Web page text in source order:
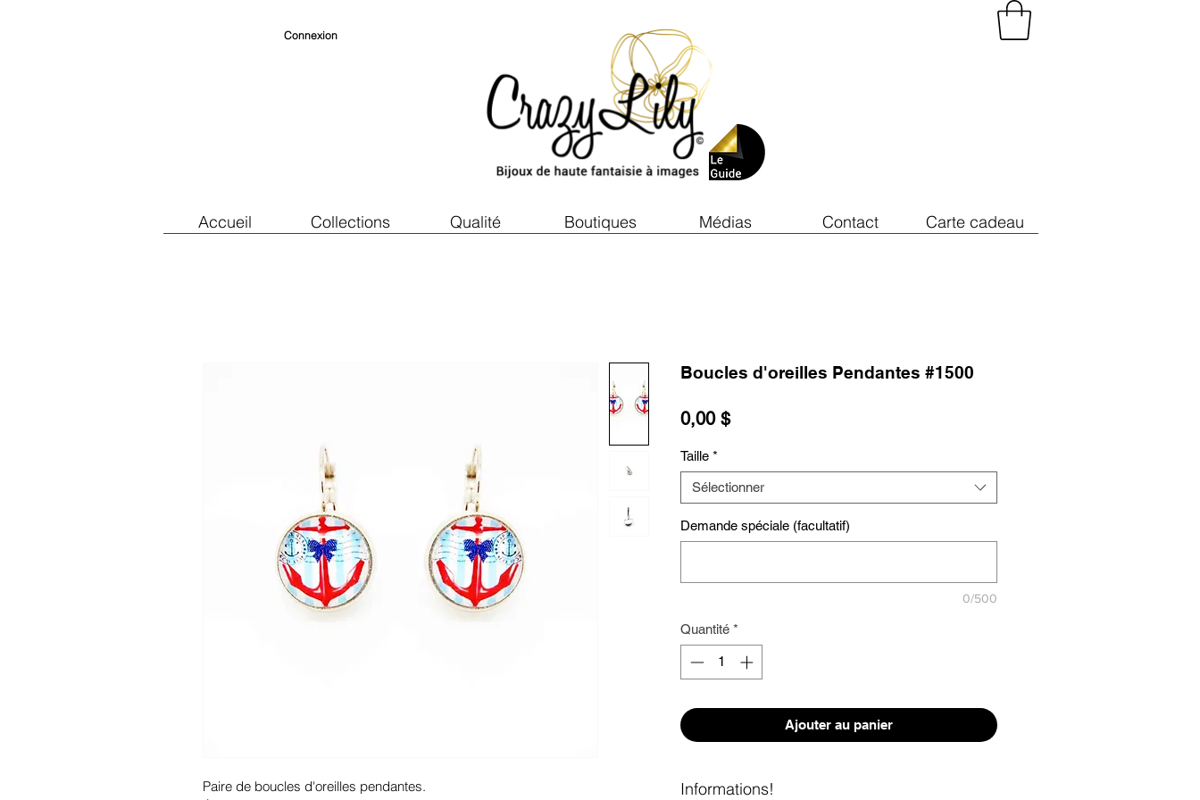
Accueil Collections Qualité Boutiques Médias Contact Carte cadeau
Connexion
Paire de boucles d'oreilles pendantes.
Boucles d'oreilles Pendantes #1500
0,00 $Prix
Taille *
Sélectionner
Demande spéciale (facultatif)
0/500
Quantité *
Ajouter au panier
Informations!